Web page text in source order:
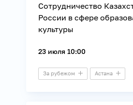
Сотрудничество
России в сфере
культуры
23 июля 10:00
За рубежом Астана